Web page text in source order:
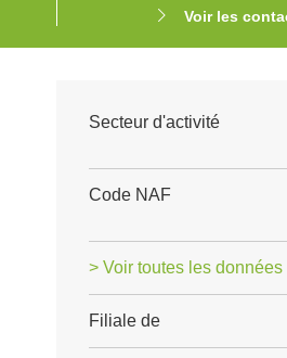
Voir les
Secteur d'activité
Code NAF
> Voir toutes les données
Filiale de